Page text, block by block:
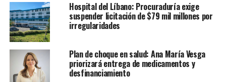
Hospital del Líbano: Procuraduría exige
suspender licitación de $79 mil millones por
irregularidades
Plan de choque en salud: Ana María Vesga
priorizará entrega de medicamentos y
desfinanciamiento